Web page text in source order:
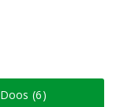
Doos (6)